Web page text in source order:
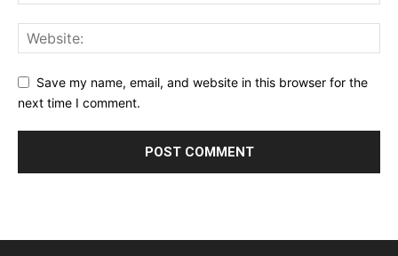
Save my name, email, and website in this browser for the
next time I comment.